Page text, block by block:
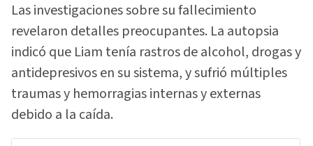
Las investigaciones sobre su fallecimiento
revelaron detalles preocupantes. La autopsia
indicó que Liam tenía rastros de alcohol, drogas y
antidepresivos en su sistema, y sufrió múltiples
traumas y hemorragias internas y externas
debido a la caída.